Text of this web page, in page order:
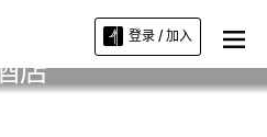
登录 / 加入
店